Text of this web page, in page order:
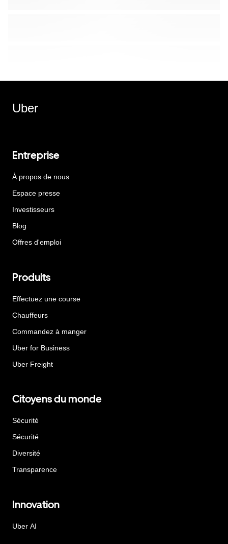
Uber
Entreprise
À propos de nous
Espace presse
Investisseurs
Blog
Offres d'emploi
Produits
Effectuez une course
Chauffeurs
Commandez à manger
Uber for Business
Uber Freight
Citoyens du monde
Sécurité
Sécurité
Diversité
Transparence
Innovation
Uber AI